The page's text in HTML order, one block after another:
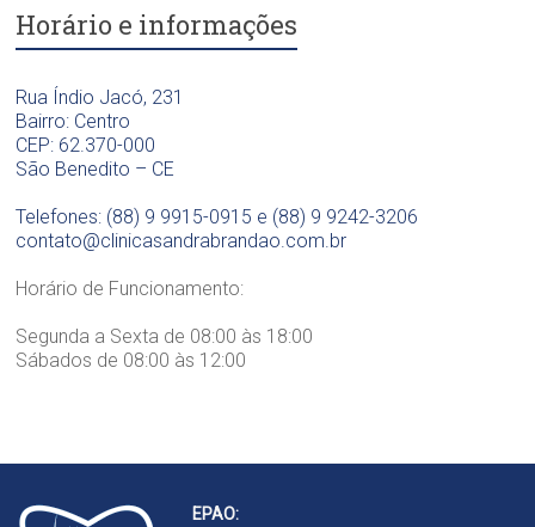
o
n
l
ó
g
i
a
D
a
S
a
a
r
Horário e informações
Rua Índio Jacó, 231
Bairro: Centro
CEP: 62.370-000
São Benedito – CE
Telefones: (88) 9 9915-0915 e (88) 9 9242-3206
contato@clinicasandrabrandao.com.br
Horário de Funcionamento:
Segunda a Sexta de 08:00 às 18:00
Sábados de 08:00 às 12:00
EPAO: